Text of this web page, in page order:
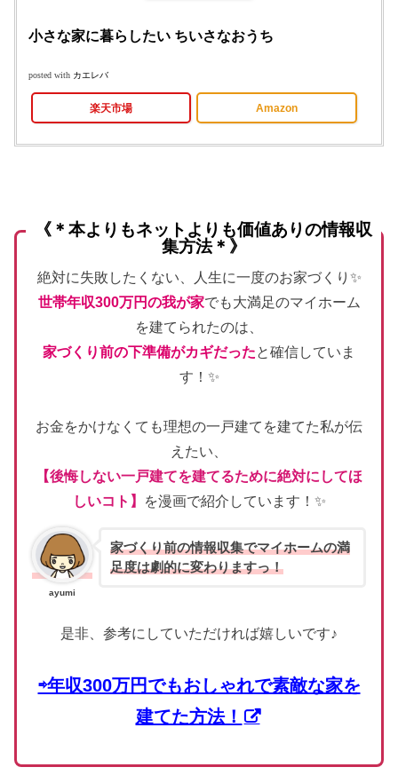
小さな家に暮らしたい ちいさなおうち
posted with カエレバ
楽天市場 Amazon
《＊本よりもネットよりも価値ありの情報収
集方法＊》
絶対に失敗したくない、人生に一度のお家づくり✨
世帯年収300万円の我が家でも大満足のマイホーム
を建てられたのは、
家づくり前の下準備がカギだったと確信していま
す！✨
お金をかけなくても理想の一戸建てを建てた私が伝
えたい、
【後悔しない一戸建てを建てるために絶対にしてほ
しいコト】
を漫画で紹介しています！✨
ayumi
家づくり前の情報収集でマイホームの満
足度は劇的に変わりますっ！
是非、参考にしていただければ嬉しいです♪
⇨年収300万円でもおしゃれで素敵な家を
建てた方法！